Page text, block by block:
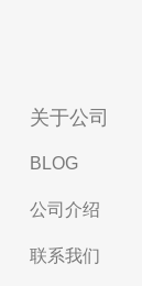
关于公司
BLOG
公司介绍
联系我们